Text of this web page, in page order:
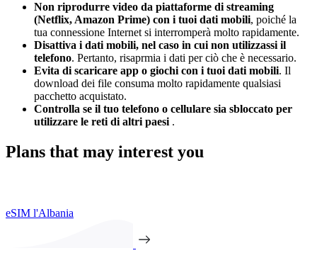
Non riprodurre video da piattaforme di streaming
(Netflix, Amazon Prime) con i tuoi dati mobili, poiché la
tua connessione Internet si interromperà molto rapidamente.
Disattiva i dati mobili, nel caso in cui non utilizzassi il
telefono. Pertanto, risaprmia i dati per ciò che è necessario.
Evita di scaricare app o giochi con i tuoi dati mobili. Il
download dei file consuma molto rapidamente qualsiasi
pacchetto acquistato.
Controlla se il tuo telefono o cellulare sia sbloccato per
utilizzare le reti di altri paesi.
Plans that may interest you
eSIM l'Albania